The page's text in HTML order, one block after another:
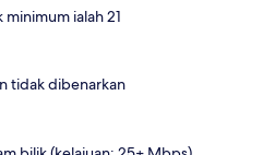
ialah 21
tidak dibenarkan